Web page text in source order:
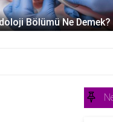
Bölümü Ne Demek?